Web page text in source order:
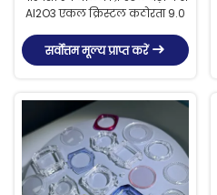
Al2O3 एकल क्रिस्टल कठोरता 9.0
सर्वोत्तम मूल्य प्राप्त करें